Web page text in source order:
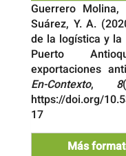
Guerrero
Suárez, Y. A.
de la logística y
Puerto
exportaciones
En-Contexto, 8
https://doi.org/
17
Más